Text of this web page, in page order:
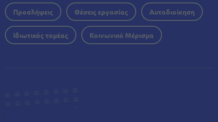
Προσλήψεις Θέσεις εργασίας Αυτοδιοίκηση
Ιδιωτικός τομέας Κοινωνικό Μέρισμα